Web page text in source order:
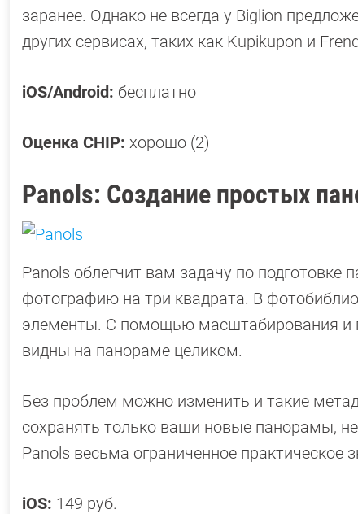
заранее. Однако не всегда у Biglion
других сервисах, таких как Kupikupon и
iOS/Android: бесплатно
Оценка CHIP: хорошо (2)
Panols: Создание простых
Panols облегчит вам задачу по
фотографию на три квадрата. В
элементы. С помощью масштабирования и
видны на панораме целиком.
Без проблем можно изменить и такие
сохранять только ваши новые панорамы,
Panols весьма ограниченное практическое
iOS: 149 руб.